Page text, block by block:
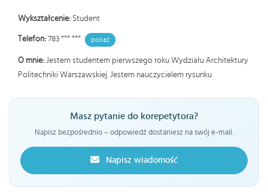
Wykształcenie: Student
Telefon: 783 *** *** pokaż
O mnie: Jestem studentem pierwszego roku Wydziału Architektury
Politechniki Warszawskiej. Jestem nauczycielem rysunku
Masz pytanie do korepetytora?
Napisz bezpośrednio – odpowiedź dostaniesz na swój e-mail.
Napisz wiadomość